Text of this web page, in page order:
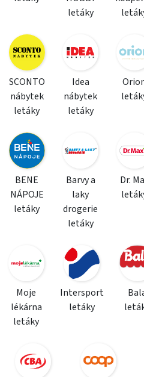
letáky
SCONTO
nábytek
letáky
Idea
nábytek
letáky
BENE
NÁPOJE
letáky
Barvy a
laky
drogerie
letáky
Dr.
Moje
lékárna
letáky
Intersport
letáky